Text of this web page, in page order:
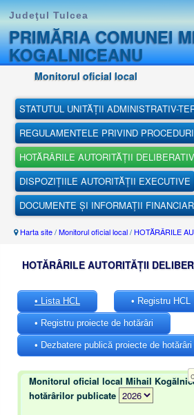
Judeţul Tulcea
PRIMĂRIA COMUNEI
KOGALNICEANU
Monitorul oficial local
STATUTUL UNITĂȚII ADMINISTRATIV-
REGULAMENTELE PRIVIND
HOTĂRÂRILE AUTORITĂȚII
DISPOZIȚIILE AUTORITĂȚII EXECUTIVE
DOCUMENTE ȘI INFORMAȚII
Harta site/Monitorul oficial local/ HOTĂRÂRILE
HOTĂRÂRILE AUTORITĂȚII
• Lista HCL • Registru HCL
• Registru proiecte de hotărâri
• Dezbatere publică proiecte de hotărâri
Monitorul oficial local Mihail
hotărârilor publicate